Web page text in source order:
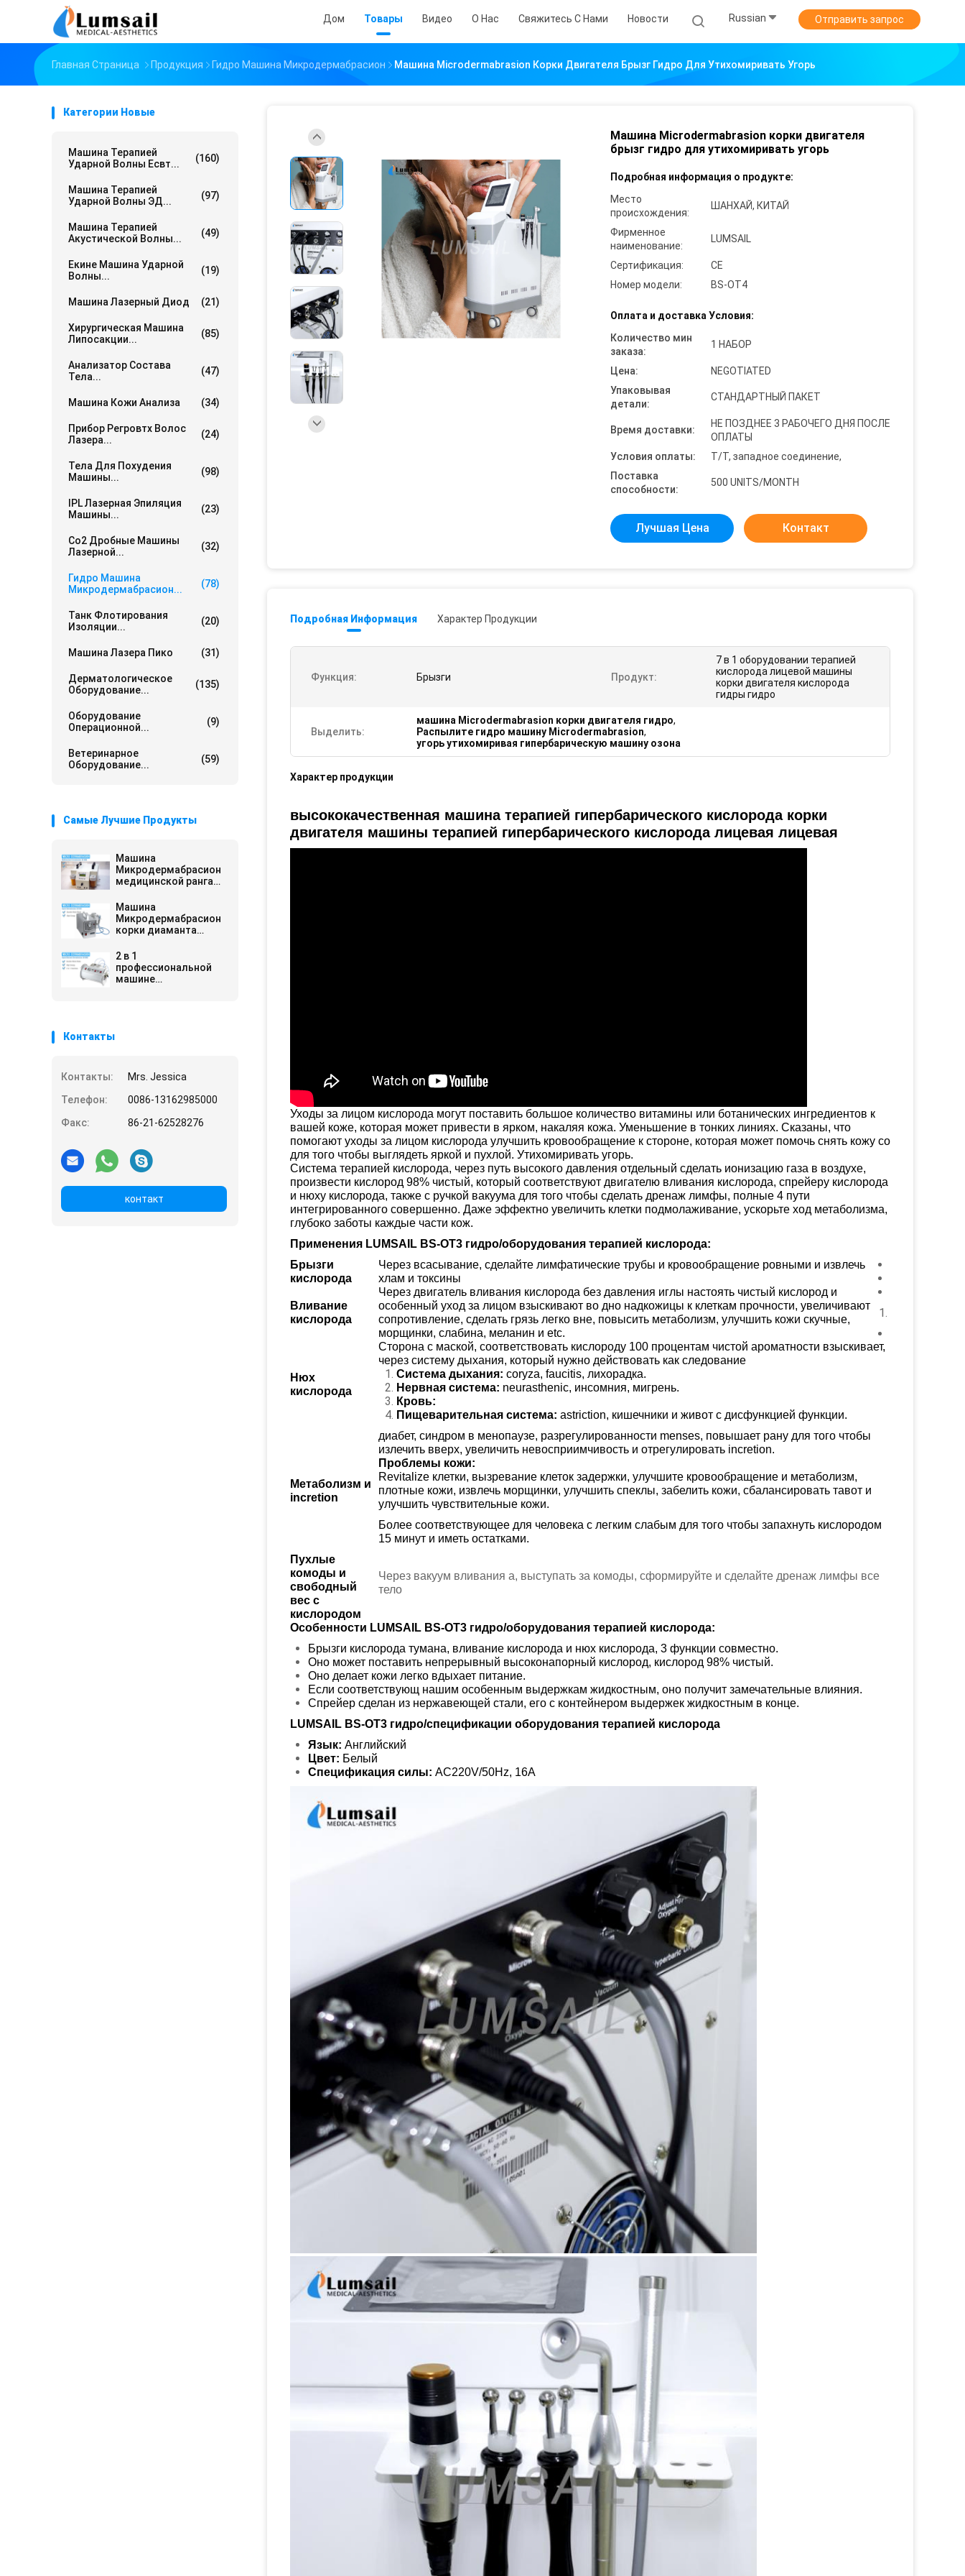
Дом Товары Видео О Нас Свяжитесь С Нами Новости Russian Отправить запрос
Главная Страница Продукция Гидро Машина Микродермабрасион Машина Microdermabrasion Корки Двигателя Брызг Гидро Для Утихомиривать Угорь
Категории Новые
Машина Терапией
Ударной Волны Есвт...
(160)
Машина Терапией
Ударной Волны ЭД...
(97)
Машина Терапией
Акустической Волны...
(49)
Екине Машина Ударной
Волны...
(19)
Машина Лазерный Диод (21)
Хирургическая Машина
Липосакции...
(85)
Анализатор Состава
Тела...
(47)
Машина Кожи Анализа (34)
Прибор Регровтх Волос
Лазера...
(24)
Тела Для Похудения
Машины...
(98)
IPL Лазерная Эпиляция
Машины...
(23)
Co2 Дробные Машины
Лазерной...
(32)
Гидро Машина
Микродермабрасион...
(78)
Танк Флотирования
Изоляции...
(20)
Машина Лазера Пико (31)
Дерматологическое
Оборудование...
(135)
Оборудование
Операционной...
(9)
Ветеринарное
Оборудование...
(59)
Самые Лучшие Продукты
Машина
Микродермабрасион
медицинской ранга
Машина
Микродермабрасион
корки диаманта
кожи
2 в 1
профессиональной
машине
Контакты
Контакты:
Mrs. Jessica
Телефон:
0086-13162985000
Факс:
86-21-62528276
контакт
Машина Microdermabrasion корки двигателя
брызг гидро для утихомиривать угорь
Подробная информация о продукте:
Место
происхождения:
ШАНХАЙ, КИТАЙ
Фирменное
наименование:
LUMSAIL
Сертификация:
CE
Номер модели:
BS-OT4
Оплата и доставка Условия:
Количество мин
заказа:
1 НАБОР
Цена:
NEGOTIATED
Упаковывая
детали:
СТАНДАРТНЫЙ ПАКЕТ
Время доставки:
НЕ ПОЗДНЕЕ 3 РАБОЧЕГО ДНЯ ПОСЛЕ
ОПЛАТЫ
Условия оплаты:
T/T, западное соединение,
Поставка
способности:
500 UNITS/MONTH
Лучшая Цена Контакт
Подробная Информация Характер Продукции
Функция: Брызги Продукт:
7 в 1 оборудовании терапией
кислорода лицевой машины
корки двигателя кислорода
гидры гидро
Выделить:
машина Microdermabrasion корки двигателя гидро,
Распылите гидро машину Microdermabrasion,
угорь утихомиривая гипербарическую машину озона
Характер продукции
высококачественная машина терапией гипербарического кислорода корки
двигателя машины терапией гипербарического кислорода лицевая лицевая
Уходы за лицом кислорода могут поставить большое количество витамины или ботанических ингредиентов к
вашей коже, которая может привести в ярком, накаляя кожа. Уменьшение в тонких линиях. Сказаны, что
помогают уходы за лицом кислорода улучшить кровообращение к стороне, которая может помочь снять кожу со
для того чтобы выглядеть яркой и пухлой. Утихомиривать угорь.
Система терапией кислорода, через путь высокого давления отдельный сделать ионизацию газа в воздухе,
произвести кислород 98% чистый, который соответствуют двигателю вливания кислорода, спрейеру кислорода
и нюху кислорода, также с ручкой вакуума для того чтобы сделать дренаж лимфы, полные 4 пути
интегрированного совершенно. Даже эффектно увеличить клетки подмолаживание, ускорьте ход метаболизма,
глубоко заботы каждые части кож.
Применения LUMSAIL BS-OT3 гидро/оборудования терапией кислорода:
Брызги
кислорода
Через всасывание, сделайте лимфатические трубы и кровообращение ровными и извлечь
хлам и токсины
Вливание
кислорода
Через двигатель вливания кислорода без давления иглы настоять чистый кислород и
особенный уход за лицом взыскивают во дно надкожицы к клеткам прочности, увеличивают
сопротивление, сделать грязь легко вне, повысить метаболизм, улучшить кожи скучные,
морщинки, слабина, меланин и etc.
Нюх
кислорода
Сторона с маской, соответствовать кислороду 100 процентам чистой ароматности взыскивает,
через систему дыхания, который нужно действовать как следование
Система дыхания: coryza, faucitis, лихорадка.
Нервная система: neurasthenic, инсомния, мигрень.
Кровь:
Пищеварительная система: astriction, кишечники и живот с дисфункцией функции.
Метаболизм и
incretion
диабет, синдром в менопаузе, разрегулированности menses, повышает рану для того чтобы
излечить вверх, увеличить невосприимчивость и отрегулировать incretion.
Проблемы кожи:
Revitalize клетки, вызревание клеток задержки, улучшите кровообращение и метаболизм,
плотные кожи, извлечь морщинки, улучшить спеклы, забелить кожи, сбалансировать тавот и
улучшить чувствительные кожи.
Более соответствующее для человека с легким слабым для того чтобы запахнуть кислородом
15 минут и иметь остатками.
Пухлые
комоды и
свободный
вес с
кислородом
Через вакуум вливания a, выступать за комоды, сформируйте и сделайте дренаж лимфы все
тело
Особенности LUMSAIL BS-OT3 гидро/оборудования терапией кислорода:
Брызги кислорода тумана, вливание кислорода и нюх кислорода, 3 функции совместно.
Оно может поставить непрерывный высоконапорный кислород, кислород 98% чистый.
Оно делает кожи легко вдыхает питание.
Если соответствующ нашим особенным выдержкам жидкостным, оно получит замечательные влияния.
Спрейер сделан из нержавеющей стали, его с контейнером выдержек жидкостным в конце.
LUMSAIL BS-OT3 гидро/спецификации оборудования терапией кислорода
Язык: Английский
Цвет: Белый
Спецификация силы: AC220V/50Hz, 16A